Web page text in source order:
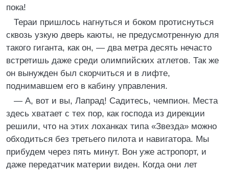
пока!
Тераи пришлось нагнуться и боком протиснуться
сквозь узкую дверь каюты, не предусмотренную для
такого гиганта, как он, — два метра десять нечасто
встретишь даже среди олимпийских атлетов. Так же
он вынужден был скорчиться и в лифте,
поднимавшем его в кабину управления.
— А, вот и вы, Лапрад! Садитесь, чемпион. Места
здесь хватает с тех пор, как господа из дирекции
решили, что на этих лоханках типа «Звезда» можно
обходиться без третьего пилота и навигатора. Мы
прибудем через пять минут. Вон уже астропорт, и
даже передатчик материи виден. Когда они лет